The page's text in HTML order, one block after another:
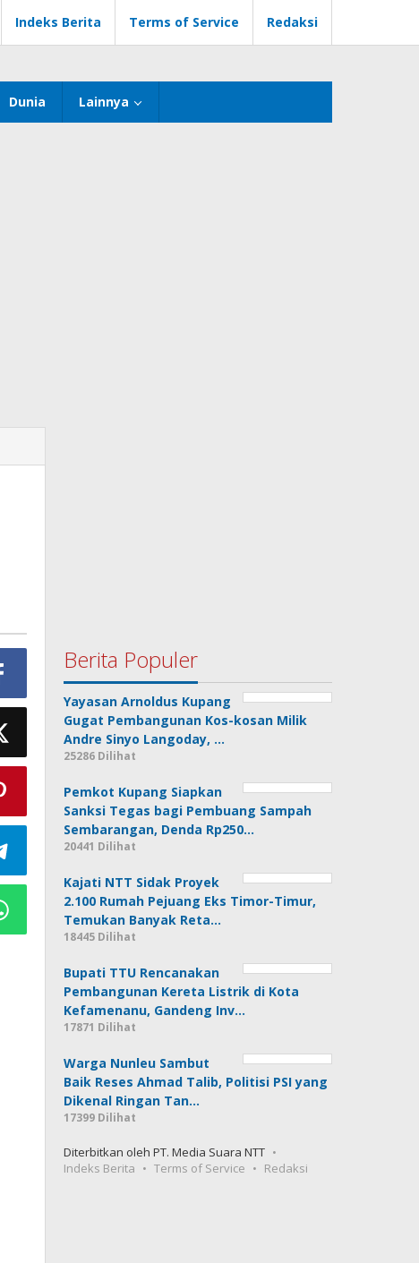
Indeks Berita Terms of Service Redaksi
Dunia Lainnya
Berita Populer
Yayasan Arnoldus Kupang
Gugat Pembangunan Kos-kosan Milik
Andre Sinyo Langoday, …
25286 Dilihat
Pemkot Kupang Siapkan
Sanksi Tegas bagi Pembuang Sampah
Sembarangan, Denda Rp250…
20441 Dilihat
Kajati NTT Sidak Proyek
2.100 Rumah Pejuang Eks Timor-Timur,
Temukan Banyak Reta…
18445 Dilihat
Bupati TTU Rencanakan
Pembangunan Kereta Listrik di Kota
Kefamenanu, Gandeng Inv…
17871 Dilihat
Warga Nunleu Sambut
Baik Reses Ahmad Talib, Politisi PSI yang
Dikenal Ringan Tan…
17399 Dilihat
Diterbitkan oleh PT. Media Suara NTT
Indeks Berita
Terms of Service Redaksi